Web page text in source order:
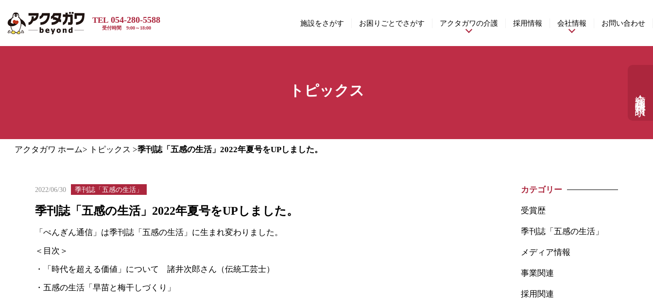
介護相談・資料請求
TEL 054-280-5588
受付時間 9:00～18:00
施設をさがす お困りごとでさがす アクタガワの介護 採用情報 会社情報 お問い合わせ
トピックス
アクタガワ ホーム> トピックス >季刊誌「五感の生活」2022年夏号をUPしました。
2022/06/30 季刊誌「五感の生活」
季刊誌「五感の生活」2022年夏号をUPしました。
「ぺんぎん通信」は季刊誌「五感の生活」に生まれ変わりました。
＜目次＞
・「時代を超える価値」について 諸井次郎さん（伝統工芸士）
・五感の生活「早苗と梅干しづくり」
カテゴリー
受賞歴
季刊誌「五感の生活」
メディア情報
事業関連
採用関連